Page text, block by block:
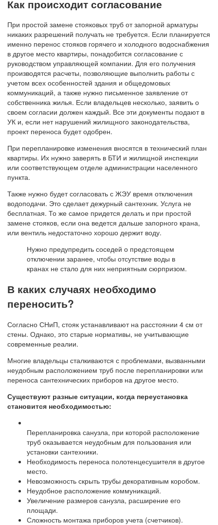
Как происходит согласование
При простой замене стояковых труб от запорной арматуры
никаких разрешений получать не требуется. Если планируется
именно перенос стояков горячего и холодного водоснабжения
в другое место квартиры, понадобится согласование с
руководством управляющей компании. Для его получения
производятся расчеты, позволяющие выполнить работы с
учетом всех особенностей здания и общедомовых
коммуникаций, а также нужно письменное заявление от
собственника жилья. Если владельцев несколько, заявить о
своем согласии должен каждый. Все эти документы подают в
УК и, если нет нарушений жилищного законодательства,
проект переноса будет одобрен.
При перепланировке изменения вносятся в технический план
квартиры. Их нужно заверять в БТИ и жилищной инспекции
или соответствующем отделе администрации населенного
пункта.
Также нужно будет согласовать с ЖЭУ время отключения
водоподачи. Это сделает дежурный сантехник. Услуга не
бесплатная. То же самое придется делать и при простой
замене стояков, если она ведется дальше запорного крана,
или вентиль недостаточно хорошо держит воду.
Нужно предупредить соседей о предстоящем
отключении заранее, чтобы отсутствие воды в
кранах не стало для них неприятным сюрпризом.
В каких случаях необходимо
переносить?
Согласно СНиП, стояк устанавливают на расстоянии 4 см от
стены. Однако, это старые нормативы, не учитывающие
современные реалии.
Многие владельцы сталкиваются с проблемами, вызванными
неудобным расположением труб после перепланировки или
переноса сантехнических приборов на другое место.
Существуют разные ситуации, когда переустановка
становится необходимостью:
Перепланировка санузла, при которой расположение
труб оказывается неудобным для пользования или
установки сантехники.
Необходимость переноса полотенцесушителя в другое
место.
Невозможность скрыть трубы декоративным коробом.
Неудобное расположение коммуникаций.
Увеличение размеров санузла, расширение его
площади.
Сложность монтажа приборов учета (счетчиков).